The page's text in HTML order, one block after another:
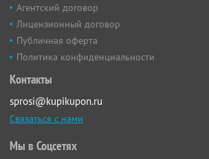
Агентский договор
Лицензионный договор
Публичная оферта
Политика конфиденциальности
Контакты
sprosi@kupikupon.ru
Связаться с нами
Мы в Соцсетях